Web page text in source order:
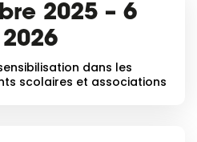
2025 – 6
dans les
scolaires et associations